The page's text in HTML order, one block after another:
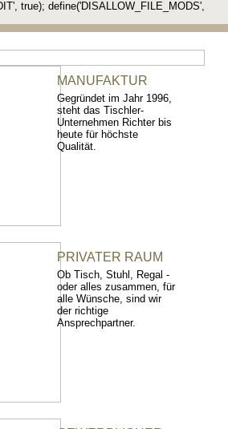
true); define('DISALLOW_FILE_MODS',
MANUFAKTUR
Gegründet im Jahr 1996,
steht das Tischler-
Unternehmen Richter bis
heute für höchste
Qualität.
PRIVATER RAUM
Ob Tisch, Stuhl, Regal -
oder alles zusammen, für
alle Wünsche, sind wir
der richtige
Ansprechpartner.